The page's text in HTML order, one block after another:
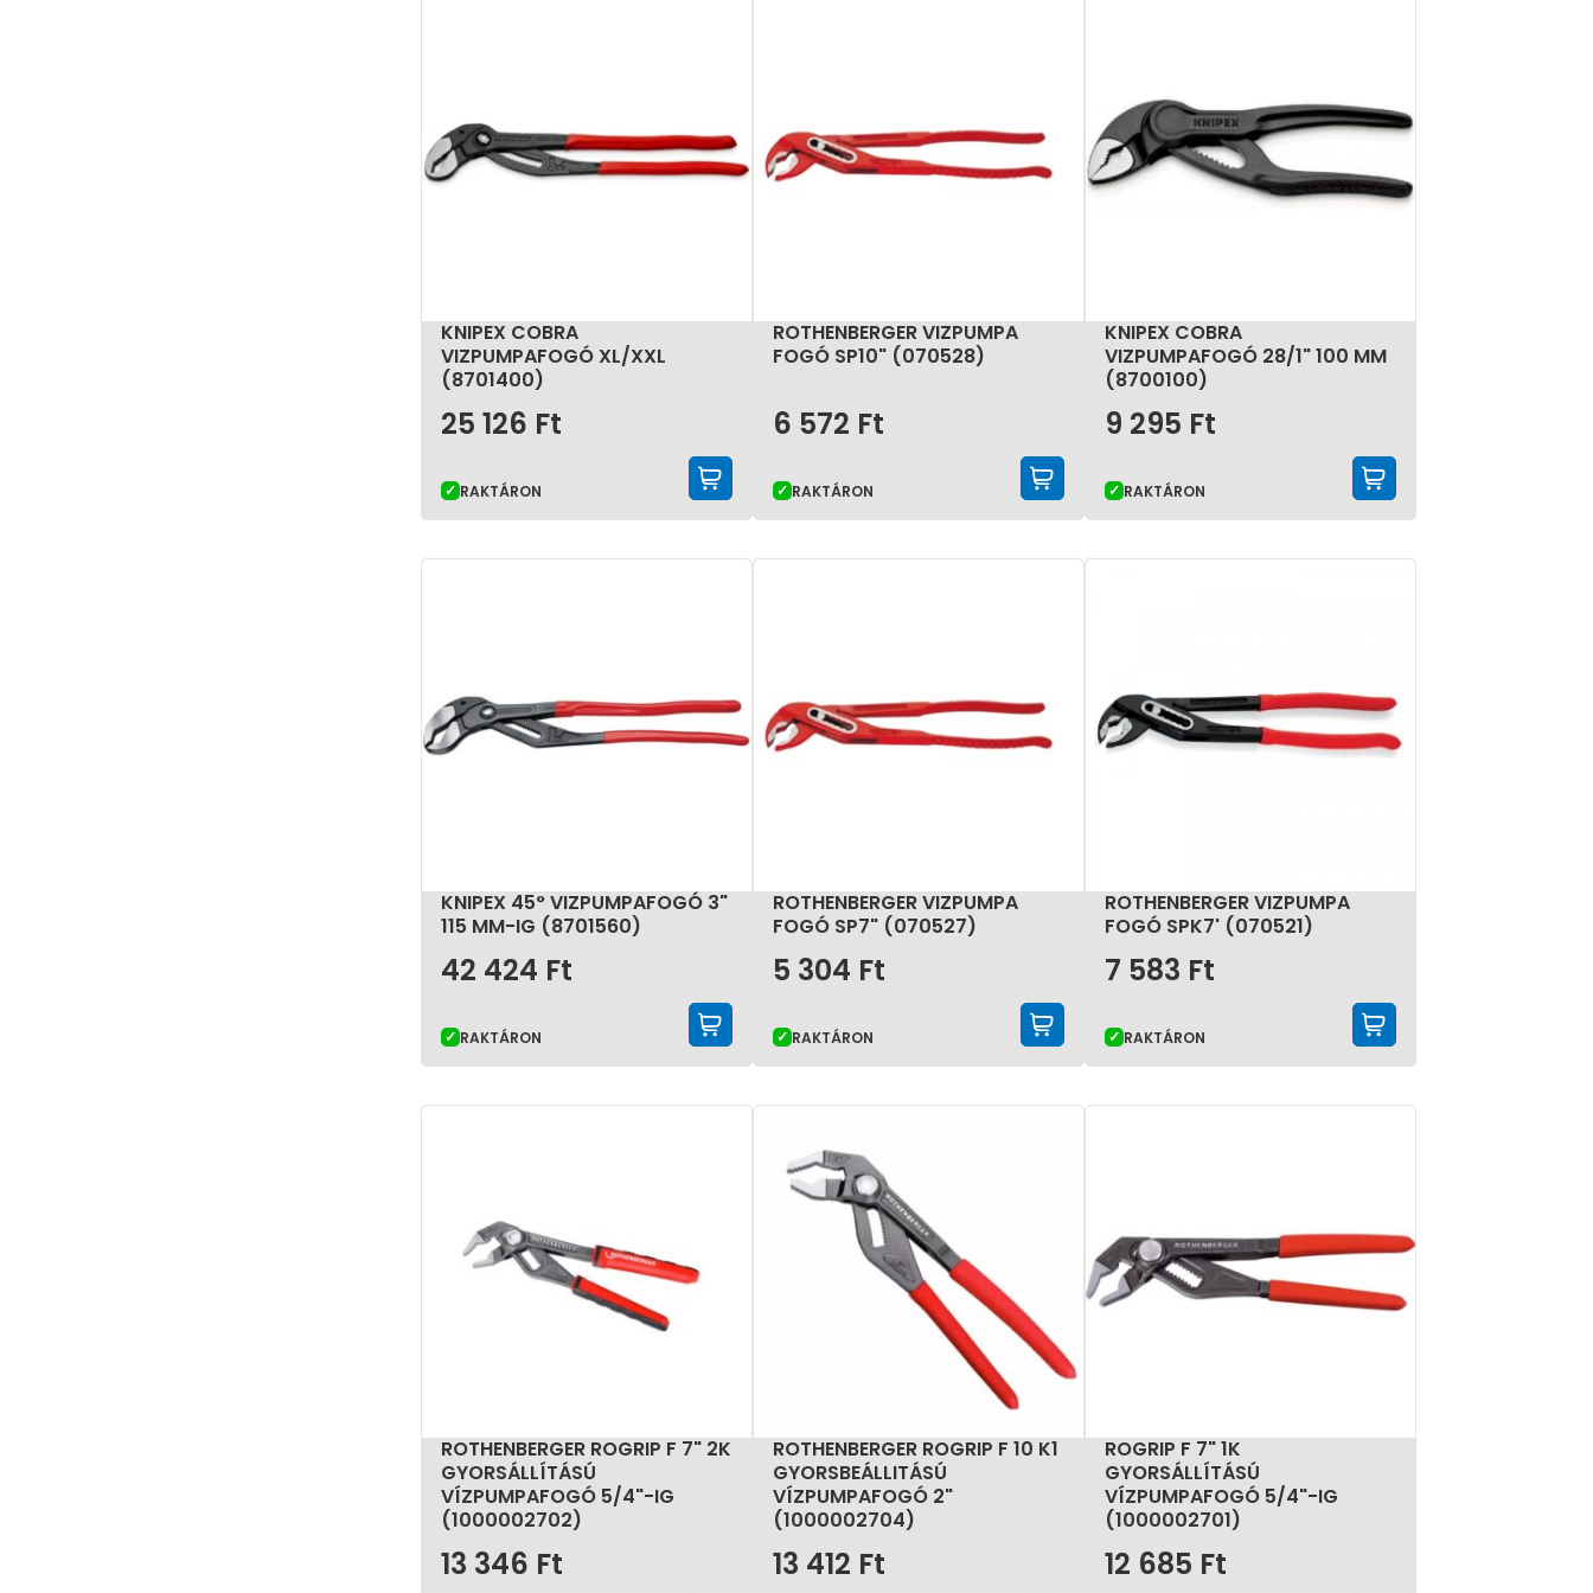
KNIPEX COBRA
VIZPUMPAFOGÓ XL/XXL
(8701400)
25 126 Ft
RAKTÁRON KOSÁRBA TESZEM
ROTHENBERGER VIZPUMPA
FOGÓ SP10" (070528)
6 572 Ft
RAKTÁRON KOSÁRBA TESZEM
KNIPEX COBRA
VIZPUMPAFOGÓ 28/1" 100 MM
(8700100)
9 295 Ft
RAKTÁRON
KNIPEX 45° VIZPUMPAFOGÓ 3"
115 MM-IG (8701560)
42 424 Ft
RAKTÁRON KOSÁRBA TESZEM
ROTHENBERGER VIZPUMPA
FOGÓ SP7" (070527)
5 304 Ft
RAKTÁRON KOSÁRBA TESZEM
ROTHENBERGER VIZPUMPA
FOGÓ SPK7' (070521)
7 583 Ft
RAKTÁRON
ROTHENBERGER ROGRIP F 7" 2K
GYORSÁLLÍTÁSÚ
VÍZPUMPAFOGÓ 5/4"-IG
(1000002702)
13 346 Ft
ROTHENBERGER ROGRIP F 10 K1
GYORSBEÁLLITÁSÚ
VÍZPUMPAFOGÓ 2"
(1000002704)
13 412 Ft
ROGRIP F 7" 1K
GYORSÁLLÍTÁSÚ
VÍZPUMPAFOGÓ 5/4"-IG
(1000002701)
12 685 Ft